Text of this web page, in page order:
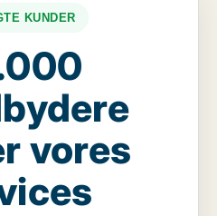
KUNDER
vores